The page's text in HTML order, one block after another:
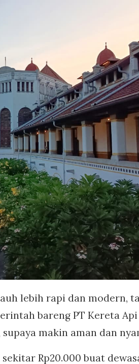
lebih rapi dan modern,
bareng PT Kereta Api
makin aman dan
Rp20.000 buat